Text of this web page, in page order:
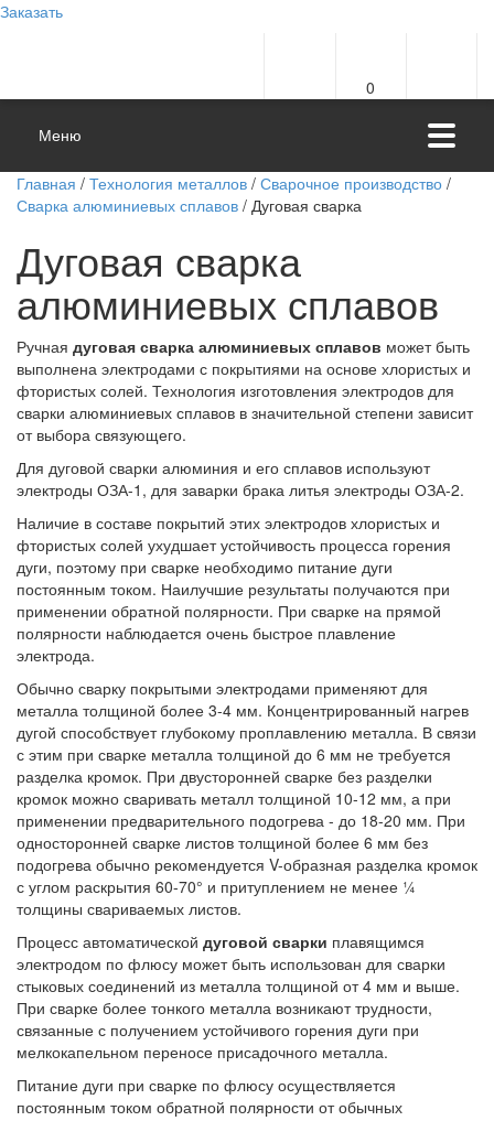
Заказать
0
Меню
Главная / Технология металлов / Сварочное производство /
Сварка алюминиевых сплавов / Дуговая сварка
Дуговая сварка
алюминиевых сплавов
Ручная дуговая сварка алюминиевых сплавов может быть
выполнена электродами с покрытиями на основе хлористых и
фтористых солей. Технология изготовления электродов для
сварки алюминиевых сплавов в значительной степени зависит
от выбора связующего.
Для дуговой сварки алюминия и его сплавов используют
электроды ОЗА-1, для заварки брака литья электроды ОЗА-2.
Наличие в составе покрытий этих электродов хлористых и
фтористых солей ухудшает устойчивость процесса горения
дуги, поэтому при сварке необходимо питание дуги
постоянным током. Наилучшие результаты получаются при
применении обратной полярности. При сварке на прямой
полярности наблюдается очень быстрое плавление
электрода.
Обычно сварку покрытыми электродами применяют для
металла толщиной более 3-4 мм. Концентрированный нагрев
дугой способствует глубокому проплавлению металла. В связи
с этим при сварке металла толщиной до 6 мм не требуется
разделка кромок. При двусторонней сварке без разделки
кромок можно сваривать металл толщиной 10-12 мм, а при
применении предварительного подогрева - до 18-20 мм. При
односторонней сварке листов толщиной более 6 мм без
подогрева обычно рекомендуется V-образная разделка кромок
с углом раскрытия 60-70° и притуплением не менее ¼
толщины свариваемых листов.
Процесс автоматической дуговой сварки плавящимся
электродом по флюсу может быть использован для сварки
стыковых соединений из металла толщиной от 4 мм и выше.
При сварке более тонкого металла возникают трудности,
связанные с получением устойчивого горения дуги при
мелкокапельном переносе присадочного металла.
Питание дуги при сварке по флюсу осуществляется
постоянным током обратной полярности от обычных